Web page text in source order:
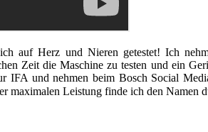
auf Herz und Nieren getestet! Ich
Zeit die Maschine zu testen und ein
IFA und nehmen beim Bosch Social
maximalen Leistung finde ich den Namen